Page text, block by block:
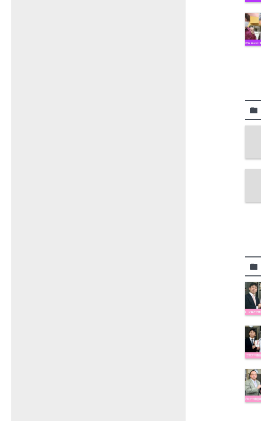
folder
folder